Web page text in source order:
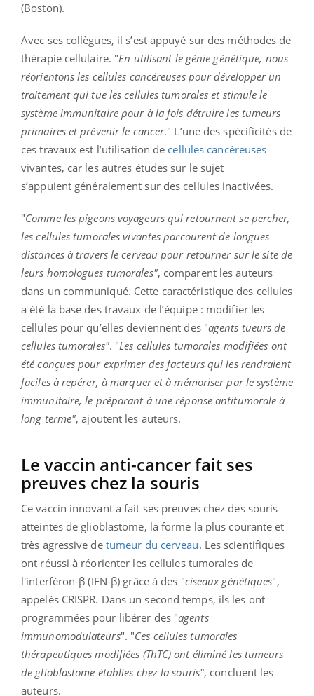
(Boston).
Avec ses collègues, il s’est appuyé sur des méthodes de
thérapie cellulaire. "En utilisant le génie génétique, nous
réorientons les cellules cancéreuses pour développer un
traitement qui tue les cellules tumorales et stimule le
système immunitaire pour à la fois détruire les tumeurs
primaires et prévenir le cancer." L’une des spécificités de
ces travaux est l’utilisation de cellules cancéreuses
vivantes, car les autres études sur le sujet
s’appuient généralement sur des cellules inactivées.
"Comme les pigeons voyageurs qui retournent se percher,
les cellules tumorales vivantes parcourent de longues
distances à travers le cerveau pour retourner sur le site de
leurs homologues tumorales", comparent les auteurs
dans un communiqué. Cette caractéristique des cellules
a été la base des travaux de l’équipe : modifier les
cellules pour qu’elles deviennent des "agents tueurs de
cellules tumorales". "Les cellules tumorales modifiées ont
été conçues pour exprimer des facteurs qui les rendraient
faciles à repérer, à marquer et à mémoriser par le système
immunitaire, le préparant à une réponse antitumorale à
long terme", ajoutent les auteurs.
Le vaccin anti-cancer fait ses
preuves chez la souris
Ce vaccin innovant a fait ses preuves chez des souris
atteintes de glioblastome, la forme la plus courante et
très agressive de tumeur du cerveau. Les scientifiques
ont réussi à réorienter les cellules tumorales de
l'interféron-β (IFN-β) grâce à des "ciseaux génétiques",
appelés CRISPR. Dans un second temps, ils les ont
programmées pour libérer des "agents
immunomodulateurs". "Ces cellules tumorales
thérapeutiques modifiées (ThTC) ont éliminé les tumeurs
de glioblastome établies chez la souris", concluent les
auteurs.